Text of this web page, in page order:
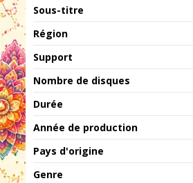
Sous-titre
Région
Support
Nombre de disques
Durée
Année de production
Pays d'origine
Genre